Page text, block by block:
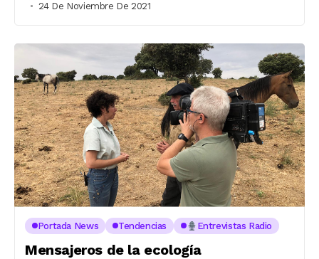
24 De Noviembre De 2021
Portada News Tendencias Entrevistas Radio
Mensajeros de la ecología